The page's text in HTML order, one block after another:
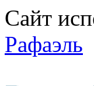
Сайт
Рафаэль